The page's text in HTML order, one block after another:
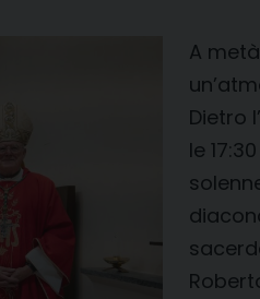
A
Dietro
le